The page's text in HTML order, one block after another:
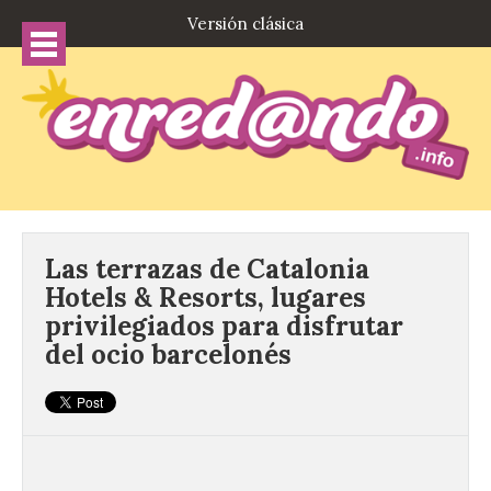
Versión clásica
Las terrazas de Catalonia
Hotels & Resorts, lugares
privilegiados para disfrutar
del ocio barcelonés